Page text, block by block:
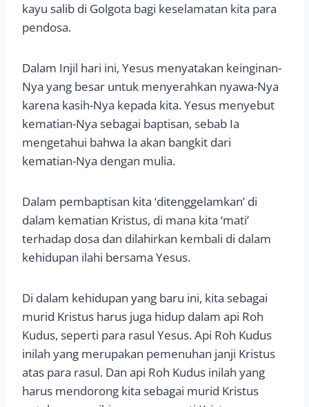
kayu salib di Golgota bagi keselamatan kita para
pendosa.
Dalam Injil hari ini, Yesus menyatakan keinginan-
Nya yang besar untuk menyerahkan nyawa-Nya
karena kasih-Nya kepada kita. Yesus menyebut
kematian-Nya sebagai baptisan, sebab Ia
mengetahui bahwa Ia akan bangkit dari
kematian-Nya dengan mulia.
Dalam pembaptisan kita ‘ditenggelamkan’ di
dalam kematian Kristus, di mana kita ‘mati’
terhadap dosa dan dilahirkan kembali di dalam
kehidupan ilahi bersama Yesus.
Di dalam kehidupan yang baru ini, kita sebagai
murid Kristus harus juga hidup dalam api Roh
Kudus, seperti para rasul Yesus. Api Roh Kudus
inilah yang merupakan pemenuhan janji Kristus
atas para rasul. Dan api Roh Kudus inilah yang
harus mendorong kita sebagai murid Kristus